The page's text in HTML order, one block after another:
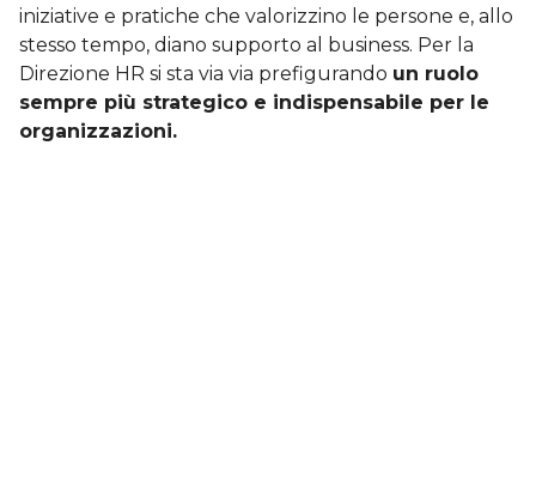
iniziative e pratiche che valorizzino le persone e, allo
stesso tempo, diano supporto al business. Per la
Direzione HR si sta via via prefigurando un ruolo
sempre più strategico e indispensabile per le
organizzazioni.